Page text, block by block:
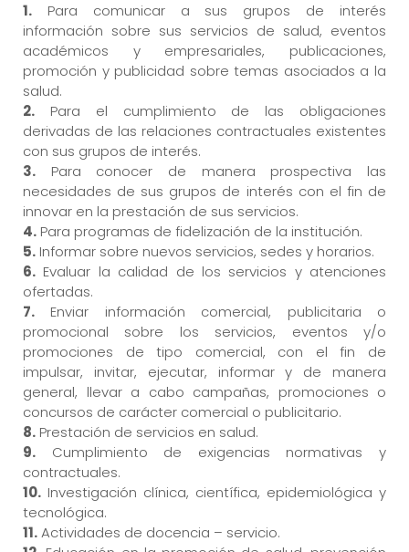
1. Para comunicar a sus grupos de interés
información sobre sus servicios de salud, eventos
académicos y empresariales, publicaciones,
promoción y publicidad sobre temas asociados a la
salud.
2. Para el cumplimiento de las obligaciones
derivadas de las relaciones contractuales existentes
con sus grupos de interés.
3. Para conocer de manera prospectiva las
necesidades de sus grupos de interés con el fin de
innovar en la prestación de sus servicios.
4. Para programas de fidelización de la institución.
5. Informar sobre nuevos servicios, sedes y horarios.
6. Evaluar la calidad de los servicios y atenciones
ofertadas.
7. Enviar información comercial, publicitaria o
promocional sobre los servicios, eventos y/o
promociones de tipo comercial, con el fin de
impulsar, invitar, ejecutar, informar y de manera
general, llevar a cabo campañas, promociones o
concursos de carácter comercial o publicitario.
8. Prestación de servicios en salud.
9. Cumplimiento de exigencias normativas y
contractuales.
10. Investigación clínica, científica, epidemiológica y
tecnológica.
11.Actividades de docencia – servicio.